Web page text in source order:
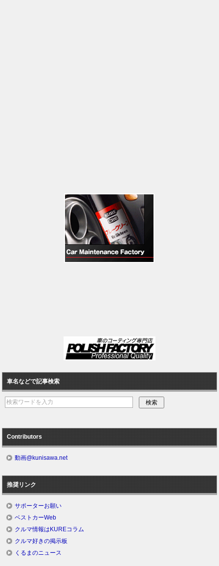
車名などで記事検索
Contributors
動画@kunisawa.net
推奨リンク
サポーターお願い
ベストカーWeb
クルマ情報はKUREコラム
クルマ好きの掲示板
くるまのニュース